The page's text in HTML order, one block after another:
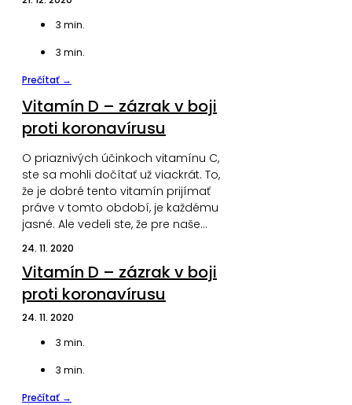
3 min.
3 min.
Prečítať →
Vitamín D – zázrak v boji
proti koronavírusu
O priaznivých účinkoch vitamínu C,
ste sa mohli dočítať už viackrát. To,
že je dobré tento vitamín prijímať
práve v tomto období, je každému
jasné. Ale vedeli ste, že pre naše…
24. 11. 2020
Vitamín D – zázrak v boji
proti koronavírusu
24. 11. 2020
3 min.
3 min.
Prečítať →